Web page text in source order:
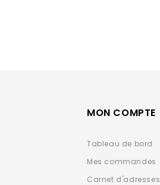
MON COMPTE
Tableau de bord
Mes commandes
Carnet d'adresses